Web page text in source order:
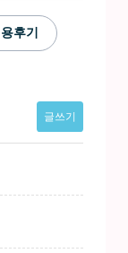
후기
글쓰기